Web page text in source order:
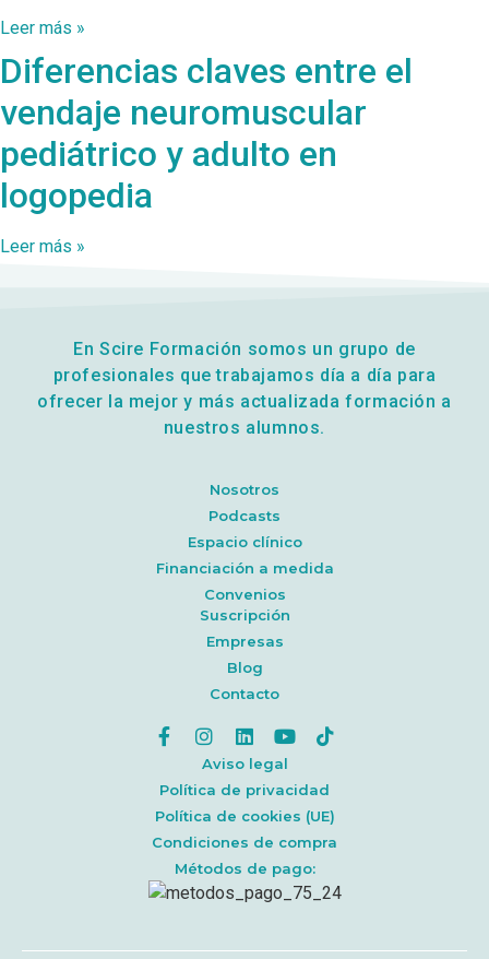
Leer más »
Diferencias claves entre el
vendaje neuromuscular
pediátrico y adulto en
logopedia
Leer más »
En Scire Formación somos un grupo de
profesionales que trabajamos día a día para
ofrecer la mejor y más actualizada formación a
nuestros alumnos.
Nosotros
Podcasts
Espacio clínico
Financiación a medida
Convenios
Suscripción
Empresas
Blog
Contacto
Aviso legal
Política de privacidad
Política de cookies (UE)
Condiciones de compra
Métodos de pago: